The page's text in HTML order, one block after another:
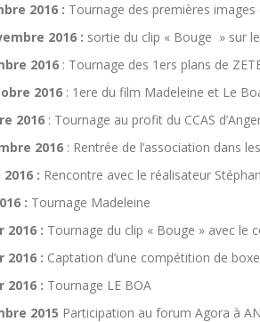
2016 : Tournage des premières images
2016 : sortie du clip « Bouge » sur
2016 : Tournage des 1ers plans de
2016 : 1ere du film Madeleine et Le
2016 : Tournage au profit du CCAS
2016 : Rentrée de l’association dans
: Rencontre avec le réalisateur
: Tournage Madeleine
2016 : Tournage du clip « Bouge » avec le
2016 : Captation d’une compétition de
2016 : Tournage LE BOA
2015 Participation au forum Agora à